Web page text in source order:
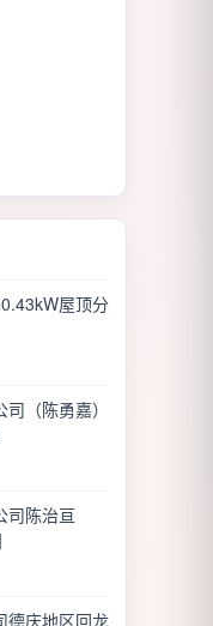
屋顶分
（陈勇嘉）
司陈治亘
德庆地区回龙